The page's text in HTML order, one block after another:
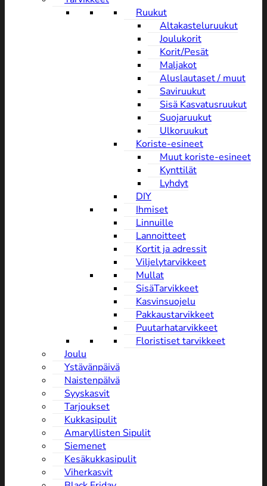
Ruukut
Altakasteluruukut
Joulukorit
Korit/Pesät
Maljakot
Aluslautaset / muut
Saviruukut
Sisä Kasvatusruukut
Suojaruukut
Ulkoruukut
Koriste-esineet
Muut koriste-esineet
Kynttilät
Lyhdyt
DIY
Ihmiset
Linnuille
Lannoitteet
Kortit ja adressit
Viljelytarvikkeet
Mullat
SisäTarvikkeet
Kasvinsuojelu
Pakkaustarvikkeet
Puutarhatarvikkeet
Floristiset tarvikkeet
Joulu
Ystävänpäivä
NaistenpäIvä
Syyskasvit
Tarjoukset
Kukkasipulit
Amaryllisten Sipulit
Siemenet
Kesäkukkasipulit
Viherkasvit